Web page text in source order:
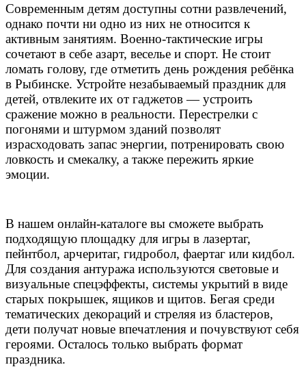
Современным детям доступны сотни развлечений,
однако почти ни одно из них не относится к
активным занятиям. Военно-тактические игры
сочетают в себе азарт, веселье и спорт. Не стоит
ломать голову, где отметить день рождения ребёнка
в Рыбинске. Устройте незабываемый праздник для
детей, отвлеките их от гаджетов — устроить
сражение можно в реальности. Перестрелки с
погонями и штурмом зданий позволят
израсходовать запас энергии, потренировать свою
ловкость и смекалку, а также пережить яркие
эмоции.
В нашем онлайн-каталоге вы сможете выбрать
подходящую площадку для игры в лазертаг,
пейнтбол, арчеритаг, гидробол, фаертаг или кидбол.
Для создания антуража используются световые и
визуальные спецэффекты, системы укрытий в виде
старых покрышек, ящиков и щитов. Бегая среди
тематических декораций и стреляя из бластеров,
дети получат новые впечатления и почувствуют себя
героями. Осталось только выбрать формат
праздника.